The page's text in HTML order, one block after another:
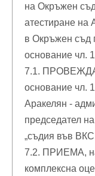
на Окръжен
атестиране на
в Окръжен съд
основание чл.
7.1. ПРОВЕЖДА
основание чл.
Аракелян -
председател
„съдия във
7.2. ПРИЕМА,
комплексна